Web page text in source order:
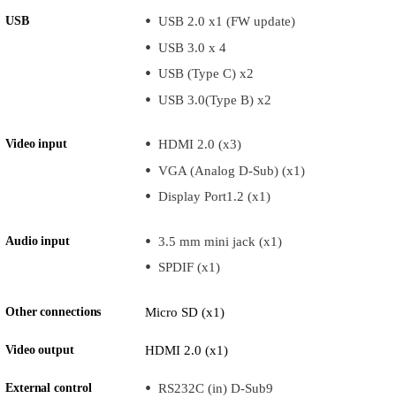
USB
USB 2.0 x1 (FW update)
USB 3.0 x 4
USB (Type C) x2
USB 3.0(Type B) x2
Video input
HDMI 2.0 (x3)
VGA (Analog D-Sub) (x1)
Display Port1.2 (x1)
Audio input
3.5 mm mini jack (x1)
SPDIF (x1)
Other connections Micro SD (x1)
Video output HDMI 2.0 (x1)
External control
RS232C (in) D-Sub9